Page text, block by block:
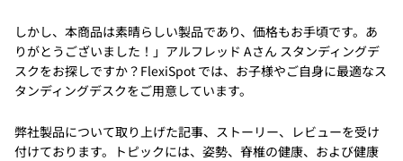
しかし、本商品は素晴らしい製品であり、価格もお手頃です。あ
りがとうございました！」アルフレッド Aさん スタンディングデ
スクをお探しですか？FlexiSpot では、お子様やご自身に最適なス
タンディングデスクをご用意しています。
弊社製品について取り上げた記事、ストーリー、レビューを受け
付けております。トピックには、姿勢、脊椎の健康、および健康